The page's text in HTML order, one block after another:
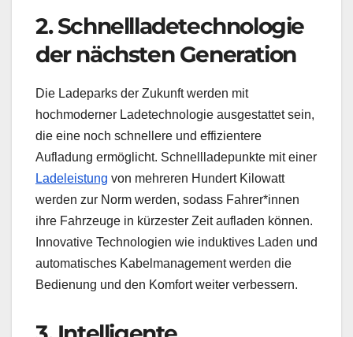
2. Schnellladetechnologie
der nächsten Generation
Die Ladeparks der Zukunft werden mit
hochmoderner Ladetechnologie ausgestattet sein,
die eine noch schnellere und effizientere
Aufladung ermöglicht. Schnellladepunkte mit einer
Ladeleistung von mehreren Hundert Kilowatt
werden zur Norm werden, sodass Fahrer*innen
ihre Fahrzeuge in kürzester Zeit aufladen können.
Innovative Technologien wie induktives Laden und
automatisches Kabelmanagement werden die
Bedienung und den Komfort weiter verbessern.